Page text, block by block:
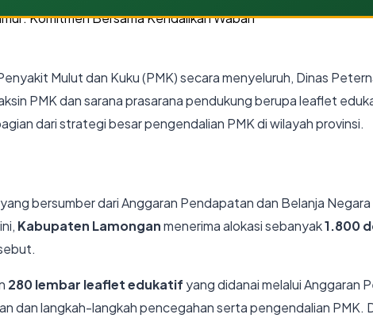
Mulut dan Kuku (PMK) secara menyeluruh, Dinas
PMK dan sarana prasarana pendukung berupa leaflet
dari strategi besar pengendalian PMK di wilayah provinsi.
yang bersumber dari Anggaran Pendapatan dan Belanja
Kabupaten Lamonganmenerima alokasi sebanyak1.800
280 lembar leaflet edukatif yang didanai melalui Anggaran
dan langkah-langkah pencegahan serta pengendalian PMK.